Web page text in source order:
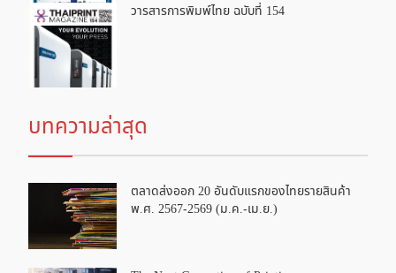
วารสารการพิมพ์ไทย ฉบับที่ 154
บทความล่าสุด
ตลาดส่งออก 20 อันดับแรกของไทยรายสินค้า
พ.ศ. 2567-2569 (ม.ค.-เม.ย.)